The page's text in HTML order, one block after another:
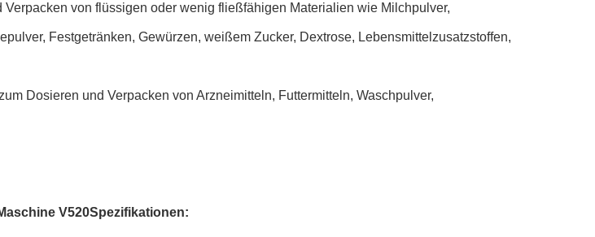
Verpacken von flüssigen oder wenig fließfähigen Materialien wie Milchpulver,
Festgetränken, Gewürzen, weißem Zucker, Dextrose, Lebensmittelzusatzstoffen,
Dosieren und Verpacken von Arzneimitteln, Futtermitteln, Waschpulver,
V520Spezifikationen: